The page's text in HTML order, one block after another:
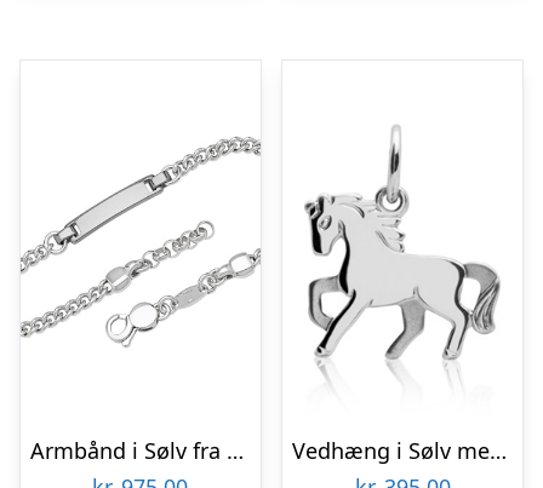
Armbånd i Sølv fra 17 til 20 cm – Mulighed for gravering
Vedhæng i Sølv med Hest – Mulighed gravering